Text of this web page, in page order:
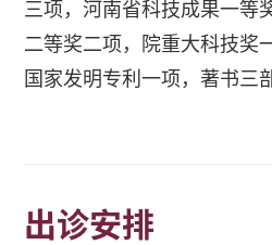
三项，河南省科技成果一等
二等奖二项，院重大科技奖
国家发明专利一项，著书三
出诊安排